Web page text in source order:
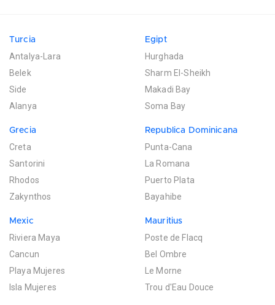
Turcia
Antalya-Lara
Belek
Side
Alanya
Egipt
Hurghada
Sharm El-Sheikh
Makadi Bay
Soma Bay
Grecia
Creta
Santorini
Rhodos
Zakynthos
Republica Dominicana
Punta-Cana
La Romana
Puerto Plata
Bayahibe
Mexic
Riviera Maya
Cancun
Playa Mujeres
Isla Mujeres
Mauritius
Poste de Flacq
Bel Ombre
Le Morne
Trou d'Eau Douce